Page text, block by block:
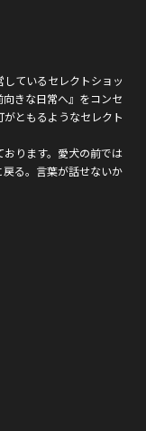
ているセレクトショッ
きな日常へ』をコンセ
ともるようなセレクト
ります。愛犬の前では
る。言葉が話せないか